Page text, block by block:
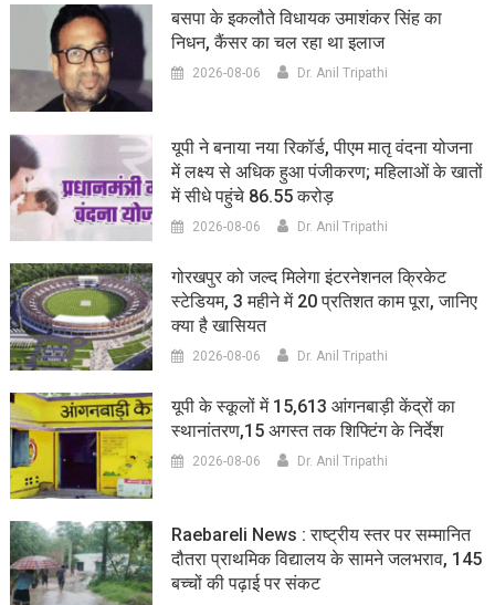
बसपा के इकलौते विधायक उमाशंकर सिंह का
निधन, कैंसर का चल रहा था इलाज
2026-08-06 Dr. Anil Tripathi
यूपी ने बनाया नया रिकॉर्ड, पीएम मातृ वंदना योजना
में लक्ष्य से अधिक हुआ पंजीकरण; महिलाओं के खातों
में सीधे पहुंचे 86.55 करोड़
2026-08-06 Dr. Anil Tripathi
गोरखपुर को जल्द मिलेगा इंटरनेशनल क्रिकेट
स्टेडियम, 3 महीने में 20 प्रतिशत काम पूरा, जानिए
क्या है खासियत
2026-08-06 Dr. Anil Tripathi
यूपी के स्कूलों में 15,613 आंगनबाड़ी केंद्रों का
स्थानांतरण,15 अगस्त तक शिफ्टिंग के निर्देश
2026-08-06 Dr. Anil Tripathi
Raebareli News : राष्ट्रीय स्तर पर सम्मानित
दौतरा प्राथमिक विद्यालय के सामने जलभराव, 145
बच्चों की पढ़ाई पर संकट